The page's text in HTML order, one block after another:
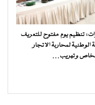
تنظيم يوم مفتوح للتعريف
الوطنية لمحاربة الاتجار
وتهريب…